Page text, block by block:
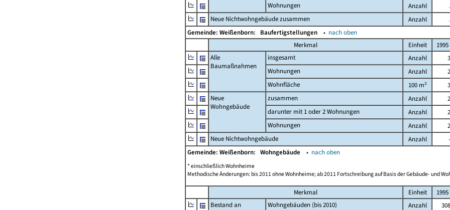
Wohnungen
Anzahl .
Neue Nichtwohngebäude zusammen
Anzahl .
Gemeinde: Weißenborn: Baufertigstellungen ▴ nach oben
Merkmal
Einheit 1995
Alle
Baumaßnahmen
insgesamt Anzahl 3
Wohnungen
Anzahl 2
Wohnfläche
100 m² 3
Neue
Wohngebäude
zusammen Anzahl 2
darunter mit 1 oder 2 Wohnungen
Anzahl 2
Wohnungen
Anzahl 2
Neue Nichtwohngebäude
Anzahl -
Gemeinde: Weißenborn: Wohngebäude ▴ nach oben
* einschließlich Wohnheime
Methodische Änderungen: bis 2011 ohne Wohnheime; ab 2011 Fortschreibung auf Basis der Gebäude- und
Merkmal Einheit 1995
Bestand an
Wohngebäuden (bis 2010) Anzahl 308